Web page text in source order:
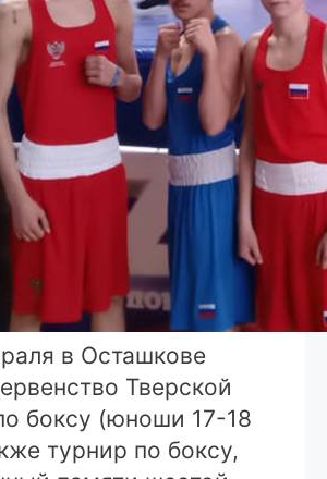
в Осташкове
Тверской
боксу (юноши 17-18
турнир по боксу,